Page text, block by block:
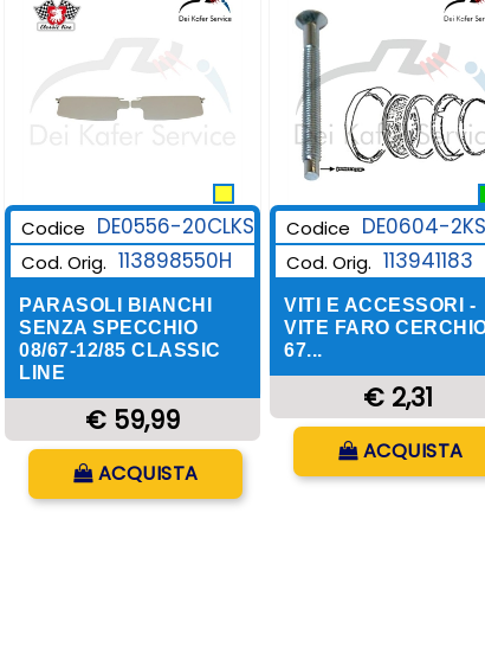
Codice DE0556-20CLKS
Cod. Orig. 113898550H
PARASOLI BIANCHI
SENZA SPECCHIO
08/67-12/85 CLASSIC
LINE
€ 59,99
ACQUISTA
Codice DE0604-2KS
Cod. Orig. 113941183
VITI E ACCESSORI -
VITE FARO
67...
€ 2,31
ACQUISTA